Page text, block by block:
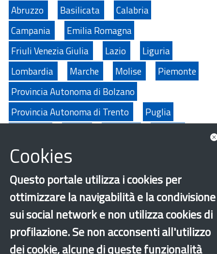
Abruzzo Basilicata
Calabria
Campania
Emilia Romagna
Friuli Venezia Giulia
Lazio
Liguria
Lombardia
Marche Molise
Piemonte
Provincia Autonoma di Bolzano
Provincia Autonoma di Trento
Puglia
Valle D'Aosta
Fondo Asilo Migrazione Integrazione - FAMI
Sfruttamento lavorativo
Altri comuni
›×
Cookies
Questo portale utilizza i cookies per
ottimizzare la navigabilità e la condivisione
sui social network e non utilizza cookies di
profilazione. Se non acconsenti all'utilizzo
dei cookie, alcune di queste funzionalità